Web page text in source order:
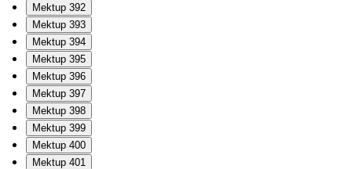
Mektup 392
Mektup 393
Mektup 394
Mektup 395
Mektup 396
Mektup 397
Mektup 398
Mektup 399
Mektup 400
Mektup 401